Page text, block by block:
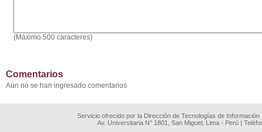
(Máximo 500 caracteres)
Comentarios
Aún no se han ingresado comentarios
Servicio ofrecido por la Dirección de Tecnologías de
Av. Universitaria N° 1801, San Miguel, Lima - Perú |